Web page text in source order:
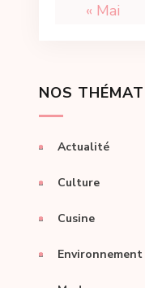
« Mai
NOS
Actualité
Culture
Cusine
Environnement